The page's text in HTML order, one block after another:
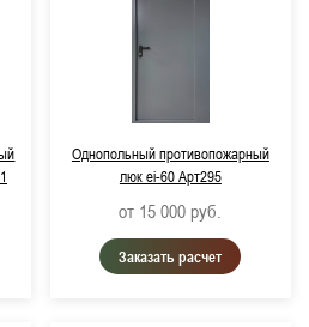
Однопольный противопожарный
люк ei-60 Арт295
от 15 000 руб.
Заказать расчет